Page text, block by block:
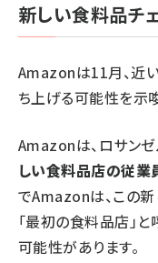
新しい食料品チ
Amazonは11月、近
ち上げる可能性を示
Amazonは、ロサンゼ
しい食料品店の従業
でAmazonは、この新
「最初の食料品店」
可能性があります。